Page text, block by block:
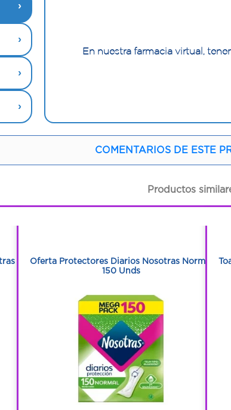
En nuestra farmacia virtual,
COMENTARIOS DE ESTE
Productos
2
Oferta Protectores Diarios Nosotras Normal
150 Unds